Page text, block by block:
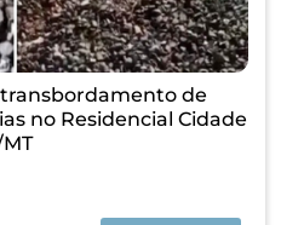
de
no Residencial Cidade